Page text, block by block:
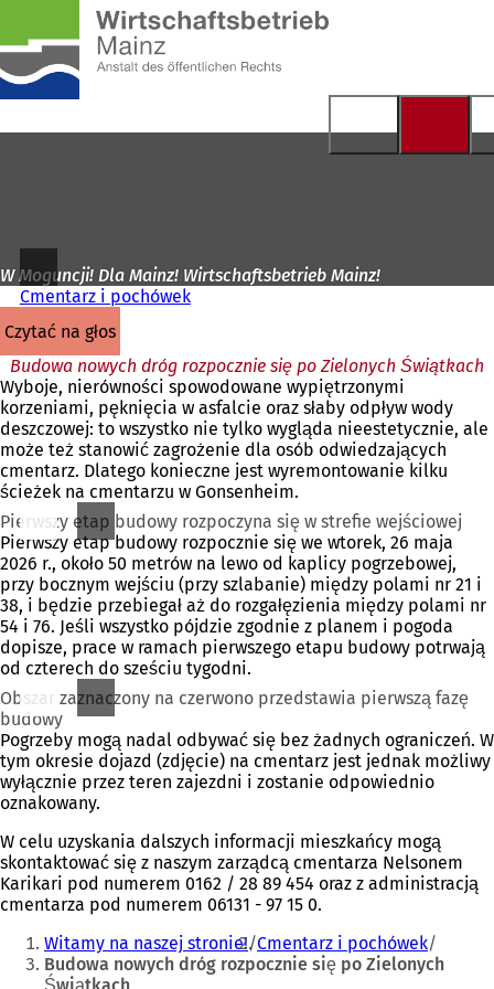
Przejdź do treści
głównej
W Moguncji! Dla Mainz! Wirtschaftsbetrieb Mainz!
Cmentarz i pochówek
czytać na głos
Budowa nowych dróg rozpocznie się po Zielonych Świątkach
Wyboje, nierówności spowodowane wypiętrzonymi
korzeniami, pęknięcia w asfalcie oraz słaby odpływ wody
deszczowej: to wszystko nie tylko wygląda nieestetycznie, ale
może też stanowić zagrożenie dla osób odwiedzających
cmentarz. Dlatego konieczne jest wyremontowanie kilku
ścieżek na cmentarzu w Gonsenheim.
Pierwszy etap budowy rozpoczyna się w strefie wejściowej
Pierwszy etap budowy rozpocznie się we wtorek, 26 maja
2026 r., około 50 metrów na lewo od kaplicy pogrzebowej,
przy bocznym wejściu (przy szlabanie) między polami nr 21 i
38, i będzie przebiegał aż do rozgałęzienia między polami nr
54 i 76. Jeśli wszystko pójdzie zgodnie z planem i pogoda
dopisze, prace w ramach pierwszego etapu budowy potrwają
od czterech do sześciu tygodni.
Obszar zaznaczony na czerwono przedstawia pierwszą fazę
budowy
Pogrzeby mogą nadal odbywać się bez żadnych ograniczeń. W
tym okresie dojazd (zdjęcie) na cmentarz jest jednak możliwy
wyłącznie przez teren zajezdni i zostanie odpowiednio
oznakowany.
W celu uzyskania dalszych informacji mieszkańcy mogą
skontaktować się z naszym zarządcą cmentarza Nelsonem
Karikari pod numerem 0162 / 28 89 454 oraz z administracją
cmentarza pod numerem 06131 - 97 15 0.
Jesteś
tutaj:
Witamy na naszej stronie! Cmentarz i pochówek
Budowa nowych dróg rozpocznie się po Zielonych